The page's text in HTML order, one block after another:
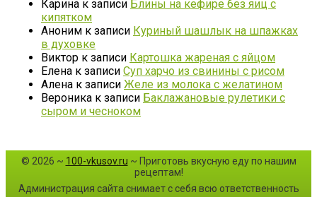
Карина к записи Блины на кефире без яиц с
кипятком
Аноним к записи Куриный шашлык на шпажках
в духовке
Виктор к записи Картошка жареная с яйцом
Елена к записи Суп харчо из свинины с рисом
Алена к записи Желе из молока с желатином
Вероника к записи Баклажановые рулетики с
сыром и чесноком
© 2026 ~ 100-vkusov.ru ~ Приготовь вкусную еду по нашим
рецептам!
Администрация сайта снимает с себя всю ответственность